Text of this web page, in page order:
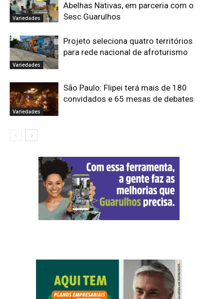
Variedades
Abelhas Nativas, em parceria com o
Sesc Guarulhos
Variedades
Projeto seleciona quatro territórios
para rede nacional de afroturismo
Variedades
São Paulo: Flipei terá mais de 180
convidados e 65 mesas de debates